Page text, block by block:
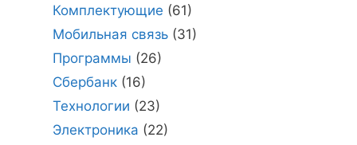
Комплектующие (61)
Мобильная связь(31)
Программы (26)
Сбербанк(16)
Технологии (23)
Электроника (22)